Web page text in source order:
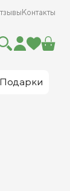
Контакты
Подарки